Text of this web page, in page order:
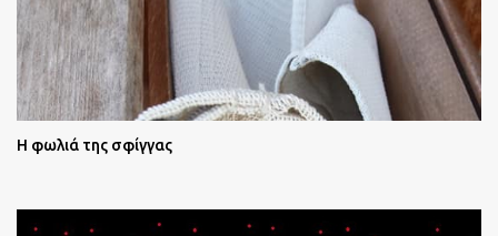
Η φωλιά της σφίγγας